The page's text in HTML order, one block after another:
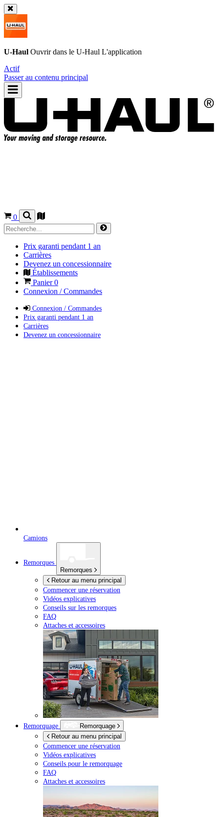
U-Haul Ouvrir dans le U-Haul L'application
Actif
Passer au contenu principal
0
Prix garanti pendant 1 an
Carrières
Devenez un concessionnaire
Établissements
Panier0
Connexion / Commandes
Connexion / Commandes
Prix garanti pendant 1 an
Carrières
Devenez un concessionnaire
Camions
Remorques
Remorques
Retour au menu principal
Commencer une réservation
Vidéos explicatives
Conseils sur les remorques
FAQ
Attaches et accessoires
Remorquage
Remorquage
Retour au menu principal
Commencer une réservation
Vidéos explicatives
Conseils pour le remorquage
FAQ
Attaches et accessoires